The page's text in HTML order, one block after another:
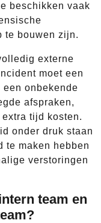
beschikken vaak
te bouwen zijn.
externe
moet een
onbekende
afspraken,
tijd kosten.
onder druk staan
te maken hebben
verstoringen
team en